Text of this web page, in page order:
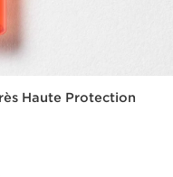
Haute Protection